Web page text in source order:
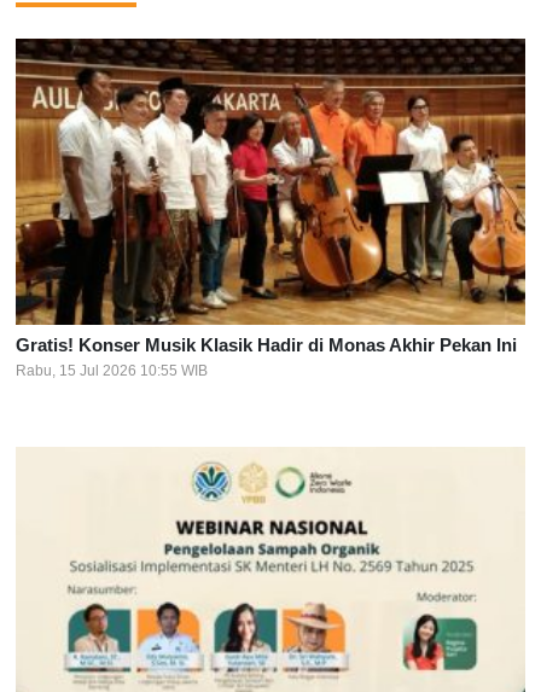
Gratis! Konser Musik Klasik Hadir di Monas Akhir Pekan Ini
Rabu, 15 Jul 2026 10:55 WIB